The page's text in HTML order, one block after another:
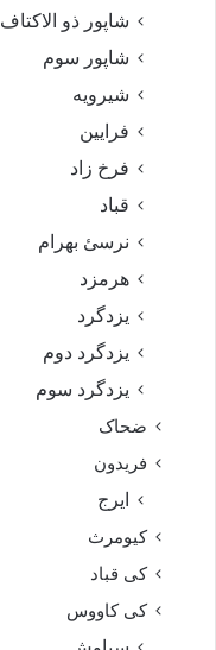
شاپور ذو الاکتاف
شاپور سوم‏
شیرویه
فرایین
فرخ زاد
قباد
نرسئ بهرام‏
هرمزد
یزدگرد
یزدگرد دوم
یزدگرد سوم
ضحاک
فریدون
ایرج
کیومرث
کی قباد
کی کاووس